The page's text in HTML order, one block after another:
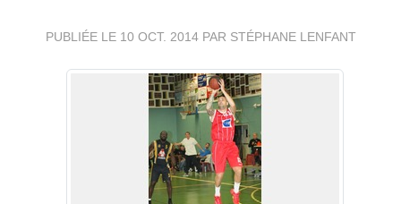
PUBLIÉE LE 10 OCT. 2014PAR STÉPHANE LENFANT